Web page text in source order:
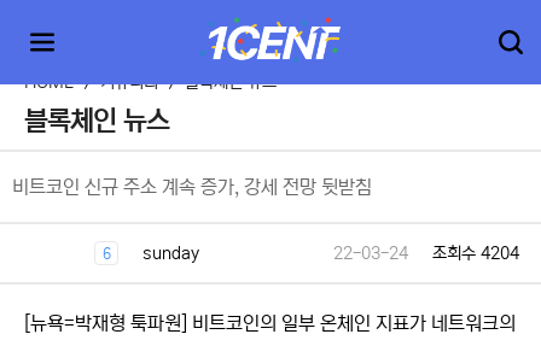
HOME > 커뮤니티 > 블록체인 뉴스
블록체인 뉴스
비트코인 신규 주소 계속 증가, 강세 전망 뒷받침
6 sunday 22-03-24 조회수 4204
[뉴욕=박재형 툭파원] 비트코인의 일부 온체인 지표가 네트워크의